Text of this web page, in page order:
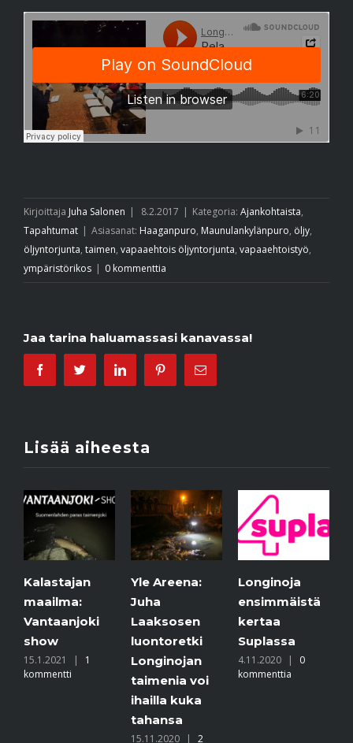
Kirjoittaja Juha Salonen | 8.2.2017 | Kategoria: Ajankohtaista,
Tapahtumat | Asiasanat: Haaganpuro, Maunulankylänpuro, öljy,
öljyntorjunta, taimen, vapaaehtois öljyntorjunta, vapaaehtoistyö,
ympäristörikos | 0 kommenttia
Jaa tarina haluamassasi kanavassa!
FacebookTwitter Linkedin PinterestEmail
Lisää aiheesta
Yle Areena:
Juha
Laaksosen
luontoretki
Longinojan
taimenia voi
Longinoja
ensimmäistä
kertaa
Suplassa
4.11.2020 | 0
kommenttia
Yle – Puoli
seitsemän
Suomen ehkä
tunnetuin
puro virtaa
Pohjois-